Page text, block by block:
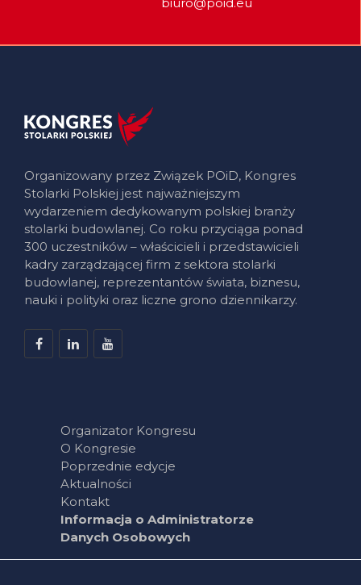
Organizowany przez Związek POiD, Kongres
Stolarki Polskiej jest najważniejszym
wydarzeniem dedykowanym polskiej branży
stolarki budowlanej. Co roku przyciąga ponad
300 uczestników – właścicieli i przedstawicieli
kadry zarządzającej firm z sektora stolarki
budowlanej, reprezentantów świata, biznesu,
nauki i polityki oraz liczne grono dziennikarzy.
Organizator Kongresu
O Kongresie
Poprzednie edycje
Aktualności
Kontakt
Informacja o Administratorze
Danych Osobowych